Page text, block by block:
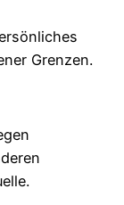
Grenzen.